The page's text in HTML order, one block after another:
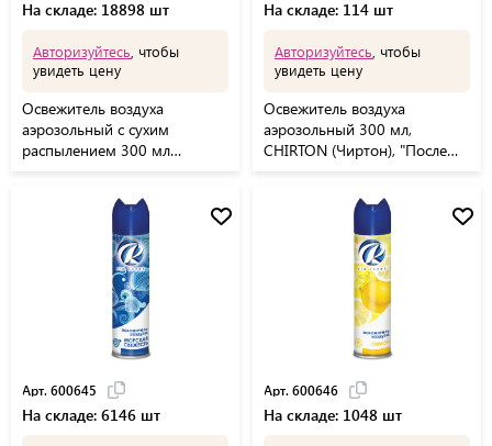
На складе: 18898 шт
Авторизуйтесь , чтобы
увидеть цену
Освежитель воздуха
аэрозольный с сухим
распылением 300 мл
На складе: 114 шт
Авторизуйтесь , чтобы
увидеть цену
Освежитель воздуха
аэрозольный 300 мл,
CHIRTON (Чиртон), "После
Арт. 600645
На складе: 6146 шт
Арт. 600646
На складе: 1048 шт